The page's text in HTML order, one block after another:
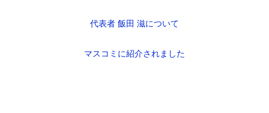
代表者 飯田 滋について
マスコミに紹介されました